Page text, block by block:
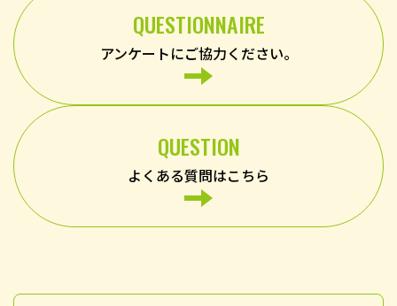
QUESTIONNAIRE
アンケートにご協力ください。
QUESTION
よくある質問はこちら